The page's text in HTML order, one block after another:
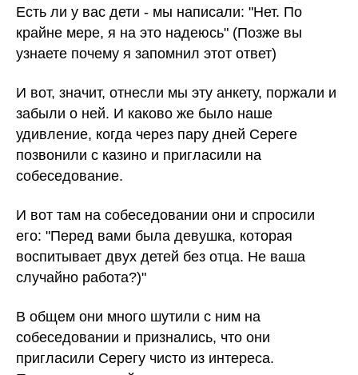
Есть ли у вас дети - мы написали: "Нет. По
крайне мере, я на это надеюсь" (Позже вы
узнаете почему я запомнил этот ответ)
И вот, значит, отнесли мы эту анкету, поржали и
забыли о ней. И каково же было наше
удивление, когда через пару дней Сереге
позвонили с казино и пригласили на
собеседование.
И вот там на собеседовании они и спросили
его: "Перед вами была девушка, которая
воспитывает двух детей без отца. Не ваша
случайно работа?)"
В общем они много шутили с ним на
собеседовании и признались, что они
пригласили Серегу чисто из интереса.